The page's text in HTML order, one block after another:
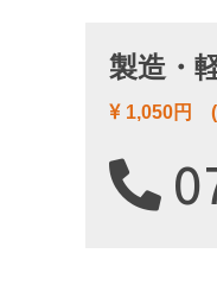
製造・
1,050円